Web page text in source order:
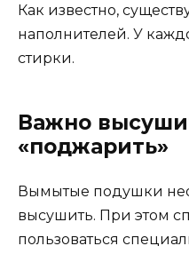
Как известно,
наполнителей. У
стирки.
Важно
«поджарить»
Вымытые подушки
высушить. При этом
пользоваться